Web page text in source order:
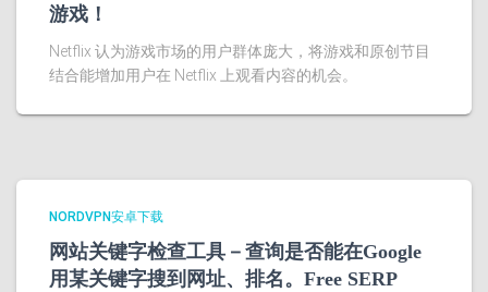
游戏！
Netflix 认为游戏市场的用户群体庞大，将游戏和原创节目
结合能增加用户在 Netflix 上观看内容的机会。
NORDVPN安卓下载
网站关键字检查工具－查询是否能在Google
用某关键字搜到网址、排名。Free SERP